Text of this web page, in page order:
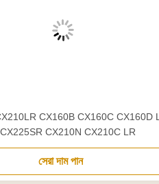
CX210LR CX160B CX160C
CX210N CX210C LR
সেরা দাম পান